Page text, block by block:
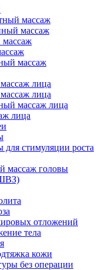
массаж
массаж
массаж
массаж
лица
лица
массаж лица
лица
стимуляции роста
массаж головы
отложений
тела
кожи
без операции